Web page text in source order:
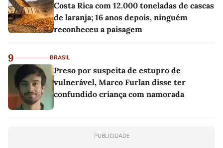
Costa Rica com 12.000 toneladas de cascas
de laranja; 16 anos depois, ninguém
reconheceu a paisagem
9 BRASIL
Preso por suspeita de estupro de
vulnerável, Marco Furlan disse ter
confundido criança com namorada
PUBLICIDADE